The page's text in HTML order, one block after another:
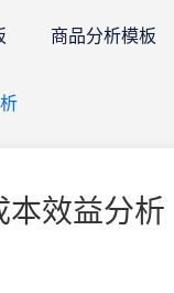
商品分析模板
效益分